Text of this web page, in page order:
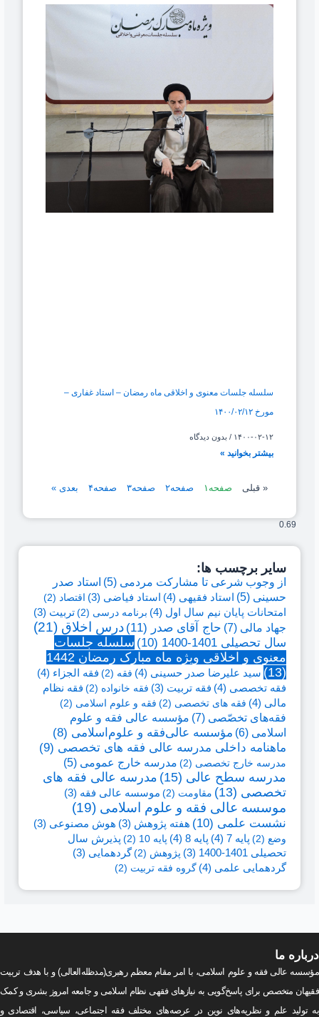
سلسله جلسات معنوی و اخلاقی ماه رمضان – استاد غفاری –
مورخ ۱۴۰۰/۰۲/۱۲
۱۴۰۰-۰۲-۱۲ بدون دیدگاه
بیشتر بخوانید »
« قبلی صفحه ۱ صفحه۲ صفحه۳ صفحه۴ بعدی »
سایر برچسب ها:
از وجوب شرعی تا مشارکت مردمی (5)
استاد صدر
حسینی (5) استاد فقیهی (4) استاد فیاضی (3) اقتصاد (2)
امتحانات پایان نیم سال اول (4) برنامه درسی (2) تربیت (3)
جهاد مالی (7) حاج آقای صدر (11) درس اخلاق (21)
سال تحصیلی 1401-1400 (10)
سلسله جلسات
معنوی و اخلاقی ویژه ماه مبارک رمضان 1442
(13)
سید علیرضا صدر حسینی (4) فقه (2) فقه الجزاء (4)
فقه تخصصی (4) فقه تربیت (3) فقه خانواده (2)
فقه نظام
مالی (4) فقه های تخصصی (2) فقه و علوم اسلامی (2)
فقه‌های تخصّصی (7)
مؤسسه عالی فقه و علوم
اسلامی (6) مؤسسه عالی‌فقه و علوم‌اسلامی (8)
ماهنامه داخلی مدرسه عالی فقه های تخصصی (9)
مدرسه خارج تخصصی (2) مدرسه خارج عمومی (5)
مدرسه سطح عالی (15)
مدرسه عالی فقه های
تخصصی (13) مقاومت (2) موسسه عالی فقه (3)
موسسه عالی فقه و علوم اسلامی (19)
نشست علمی (10) هفته پژوهش (3) هوش مصنوعی (3)
وضع (2) پایه 7 (4) پایه 8 (4) پایه 10 (2)
پذیرش سال
تحصیلی 1401-1400
(3) پژوهش (2) گردهمایی (3)
گردهمایی علمی (4) گروه فقه تربیت (2)
درباره ما
مؤسسه عالی فقه و علوم اسلامی، با امر مقام معظم رهبری(مد‌ظله‌العالی) و با هدف تربیت
فقیهان متخصص برای پاسخ‌گویی به نیازهای فقهی نظام اسلامی و جامعه امروز بشری و کمک
به تولید علم و نظریه‌های نوین در عرصه‌های مختلف فقه اجتماعی‌، سیاسی‌، اقتصادی و